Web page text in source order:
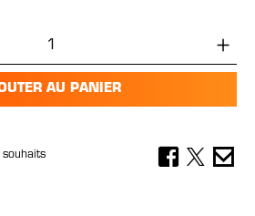
: Entrez la quantité
AU PANIER